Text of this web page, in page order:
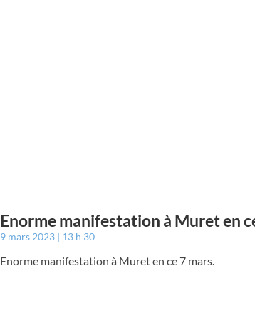
Enorme manifestation à Muret en
9 mars 2023 13 h 30
Enorme manifestation à Muret en ce 7 mars.